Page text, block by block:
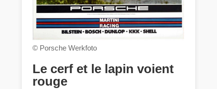
© Porsche Werkfoto
Le cerf et le lapin voient
rouge